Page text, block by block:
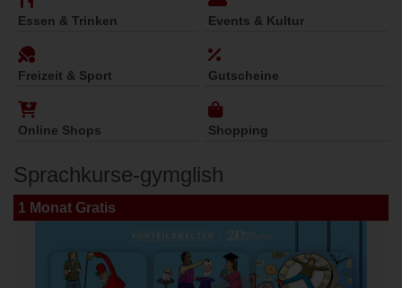
Essen & Trinken Events & Kultur
Freizeit & Sport Gutscheine
Online Shops Shopping
Sprachkurse-gymglish
1 Monat Gratis